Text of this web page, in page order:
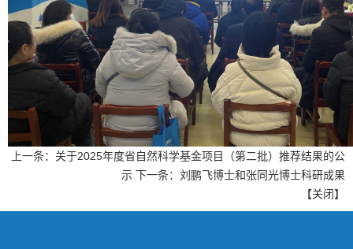
上一条： 关于2025年度省自然科学基金项目（第二批）推荐结果的公
示 下一条： 刘鹏飞博士和张同光博士科研成果
【关闭】